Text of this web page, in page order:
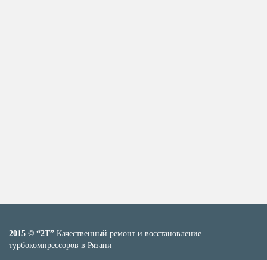
2015 © “2T” Качественный ремонт и восстановление
турбокомпрессоров в Рязани